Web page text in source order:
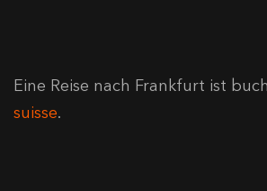
Eine Reise nach Frankfurt ist
suisse.